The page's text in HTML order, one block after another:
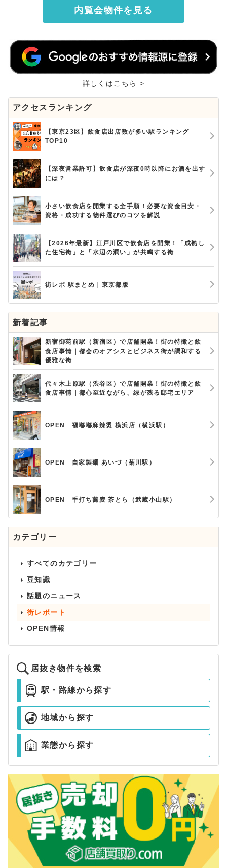
内覧会物件を見る
詳しくはこちら >
アクセスランキング
【東京23区】飲食店出店数が多い駅ランキング
TOP10
【深夜営業許可】飲食店が深夜0時以降にお酒を出す
には？
小さい飲食店を開業する全手順！必要な資金目安・
資格・成功する物件選びのコツを解説
【2026年最新】江戸川区で飲食店を開業！「成熟し
た住宅街」と「水辺の潤い」が共鳴する街
街レポ 駅まとめ｜東京都版
新着記事
新宿御苑前駅（新宿区）で店舗開業！街の特徴と飲
食店事情｜都会のオアシスとビジネス街が調和する
優雅な街
代々木上原駅（渋谷区）で店舗開業！街の特徴と飲
食店事情｜都心至近ながら、緑が残る邸宅エリア
OPEN 福嘟嘟麻辣烫 横浜店（横浜駅）
OPEN 自家製麺 あいづ（菊川駅）
OPEN 手打ち蕎麦 茶とら（武蔵小山駅）
カテゴリー
すべてのカテゴリー
豆知識
話題のニュース
街レポート
OPEN情報
居抜き物件を検索
駅・路線から探す
地域から探す
業態から探す